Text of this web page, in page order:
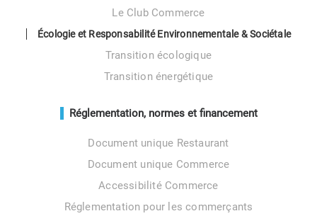
Le Club Commerce
Écologie et Responsabilité Environnementale & Sociétale
Transition écologique
Transition énergétique
Réglementation, normes et financement
Document unique Restaurant
Document unique Commerce
Accessibilité Commerce
Réglementation pour les commerçants